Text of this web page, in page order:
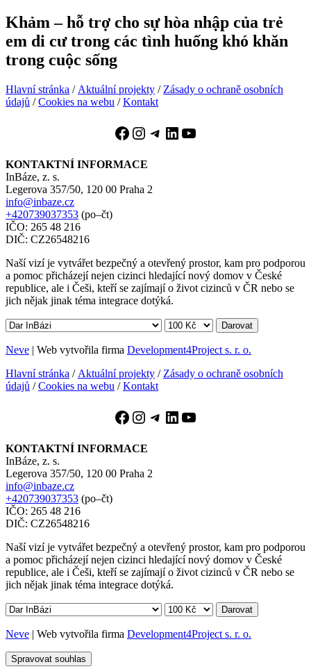
Khảm – hỗ trợ cho sự hòa nhập của trẻ
em di cư trong các tình huống khó khăn
trong cuộc sống
Hlavní stránka / Aktuální projekty / Zásady o ochraně osobních
údajů /Cookies na webu /Kontakt
Facebook
Instagram
Telegram
LinkedIn
YouTube
KONTAKTNÍ INFORMACE
InBáze, z. s.
Legerova 357/50, 120 00 Praha 2
info@inbaze.cz
+420739037353 (po–čt)
IČO: 265 48 216
DIČ: CZ26548216
Naší vizí je vytvářet bezpečný a otevřený prostor, kam pro podporou
a pomoc přicházejí nejen cizinci hledající nový domov v České
republice, ale i Češi, kteří se zajímají o život cizinců v ČR nebo se
jich nějak jinak téma integrace dotýká.
Darovat
Neve | Web vytvořila firma Development4Project s. r. o.
Hlavní stránka / Aktuální projekty / Zásady o ochraně osobních
údajů /Cookies na webu /Kontakt
Facebook
Instagram
Telegram
LinkedIn
YouTube
KONTAKTNÍ INFORMACE
InBáze, z. s.
Legerova 357/50, 120 00 Praha 2
info@inbaze.cz
+420739037353 (po–čt)
IČO: 265 48 216
DIČ: CZ26548216
Naší vizí je vytvářet bezpečný a otevřený prostor, kam pro podporou
a pomoc přicházejí nejen cizinci hledající nový domov v České
republice, ale i Češi, kteří se zajímají o život cizinců v ČR nebo se
jich nějak jinak téma integrace dotýká.
Darovat
Neve | Web vytvořila firma Development4Project s. r. o.
Spravovat souhlas